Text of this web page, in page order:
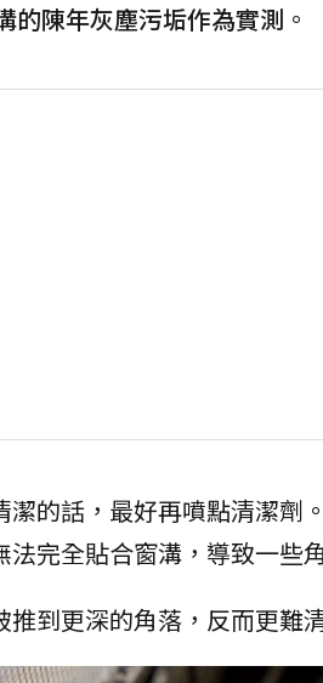
的陳年灰塵污垢作為實測 。
的話，最好再噴點清潔劑
完全貼合窗溝，導致一些
到更深的角落，反而更難